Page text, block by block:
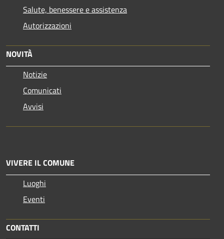
Salute, benessere e assistenza
Autorizzazioni
NOVITÀ
Notizie
Comunicati
Avvisi
VIVERE IL COMUNE
Luoghi
Eventi
CONTATTI